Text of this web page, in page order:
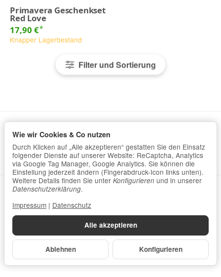
Filter und Sortierung
Primavera Geschenkset
Red Love
17,90 €*
Knapper Lagerbestand
Informationen
Gesetzliche Informationen
Datenschutzerklärung
Vertrag widerrufen
*Alle Preise inkl. gesetzlicher USt., zzgl.Versand
© Homöopahtie-Bedarf
JTL-Shop
Made with♥by eRock Creations
Alle akzeptieren
Ablehnen Konfigurieren
Wie wir Cookies & Co nutzen
Durch Klicken auf „Alle akzeptieren“ gestatten Sie den Einsatz
folgender Dienste auf unserer Website: ReCaptcha, Analytics
via Google Tag Manager, Google Analytics. Sie können die
Einstellung jederzeit ändern (Fingerabdruck-Icon links unten).
Weitere Details finden Sie unter Konfigurieren und in unserer
Datenschutzerklärung.
Impressum | Datenschutz